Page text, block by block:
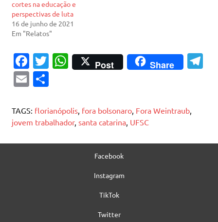
cortes na educação e
perspectivas de luta
16 de junho de 2021
Em "Relatos"
Fa
c
e
b
o
o
T
te
r
W
s
A
p
Post Share
m
E
ai
l
ar
e
TAGS: florianópolis, fora bolsonaro, Fora Weintraub,
jovem trabalhador, santa catarina, UFSC
Facebook
Instagram
TikTok
Twitter